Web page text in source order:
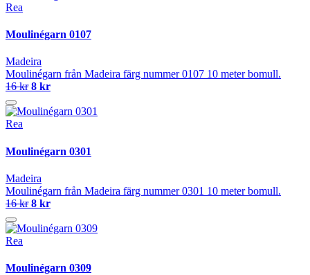
Rea
Moulinégarn 0107
Madeira
Moulinégarn från Madeira färg nummer 0107 10 meter bomull.
16 kr 8 kr
Rea
Moulinégarn 0301
Madeira
Moulinégarn från Madeira färg nummer 0301 10 meter bomull.
16 kr 8 kr
Rea
Moulinégarn 0309